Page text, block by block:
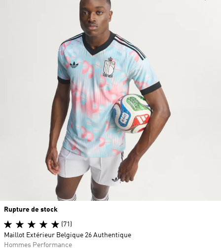
Rupture de stock
(71)
Maillot Extérieur Belgique 26 Authentique
Hommes Performance